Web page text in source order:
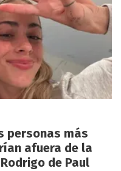
personas más
afuera de la
de Paul